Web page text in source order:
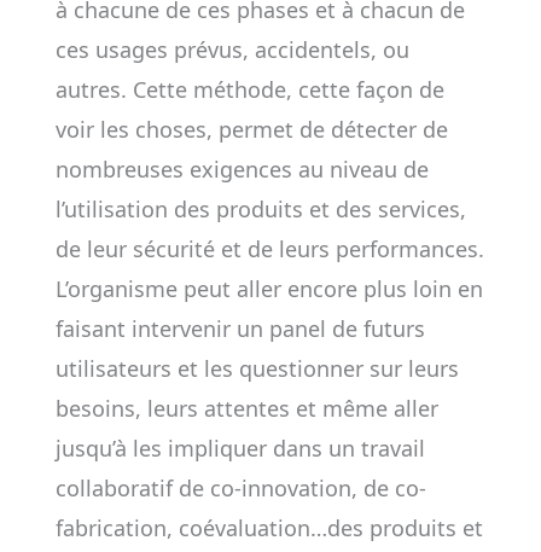
à chacune de ces phases et à chacun de
ces usages prévus, accidentels, ou
autres. Cette méthode, cette façon de
voir les choses, permet de détecter de
nombreuses exigences au niveau de
l’utilisation des produits et des services,
de leur sécurité et de leurs performances.
L’organisme peut aller encore plus loin en
faisant intervenir un panel de futurs
utilisateurs et les questionner sur leurs
besoins, leurs attentes et même aller
jusqu’à les impliquer dans un travail
collaboratif de co-innovation, de co-
fabrication, coévaluation…des produits et